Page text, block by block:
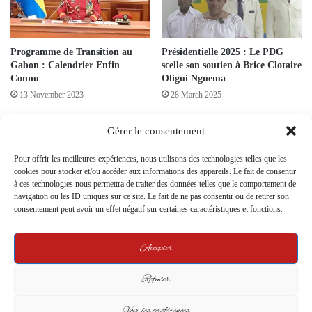
Gérer le consentement
Pour offrir les meilleures expériences, nous utilisons des technologies telles que les
cookies pour stocker et/ou accéder aux informations des appareils. Le fait de consentir
à ces technologies nous permettra de traiter des données telles que le comportement de
navigation ou les ID uniques sur ce site. Le fait de ne pas consentir ou de retirer son
consentement peut avoir un effet négatif sur certaines caractéristiques et fonctions.
Accepter
Refuser
Programme de Transition au
Gabon : Calendrier Enfin
Connu
13 November 2023
Présidentielle 2025 : Le PDG
scelle son soutien à Brice Clotaire
Oligui Nguema
28 March 2025
Bilie-By-Nze réclame une
pour faire la lumière sur les
7 October 2024
Les résultats du référendum
Cour constitutionnelle
22 November 2024